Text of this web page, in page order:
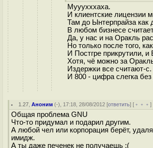
Мууухххаха.
И клиентские лицензии
Там до Ынтерпрайза как
В любом бизнесе
Да, у нас и на Оракль
Но только после того,
И Постгре прикрутили,
Хотя, чё можно за
Издержки все считают-с.
И 800 - цифра слегка
1.27 ,Аноним (-), 17:18, 28/08/2012 [ответить] [ ﹢﹢﹢]
Общая проблема GNU
Что-то придумал и подарил другим.
А любой чел или корпорация берёт,
имидж.
А ты даже печенек не получаешь :(